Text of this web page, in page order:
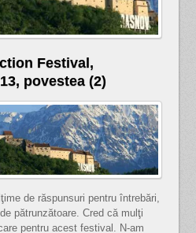
Festival,
povestea (2)
de răspunsuri pentru întrebări,
pătrunzătoare. Cred că mulţi
pentru acest festival. N-am